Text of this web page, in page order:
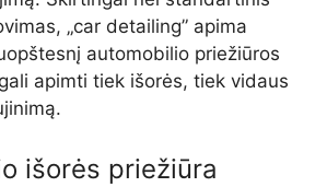
„car detailing” apima
automobilio priežiūros
apimti tiek išorės, tiek vidaus
išorės priežiūra